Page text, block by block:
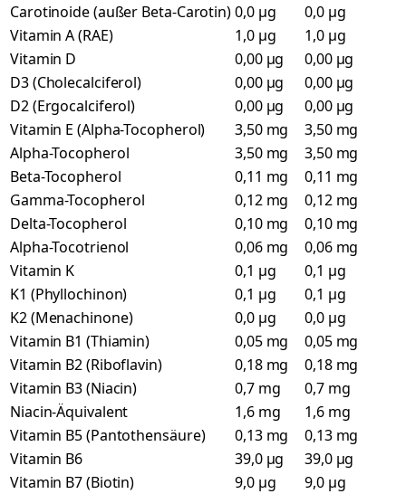
Carotinoide (außer Beta-Carotin)0,0 µg
0,0 µg
Vitamin A (RAE)
1,0 µg
1,0 µg
Vitamin D
0,00 µg
0,00 µg
D3 (Cholecalciferol)
0,00 µg
0,00 µg
D2 (Ergocalciferol)
0,00 µg
0,00 µg
Vitamin E (Alpha-Tocopherol)
3,50 mg
3,50 mg
Alpha-Tocopherol
3,50 mg
3,50 mg
Beta-Tocopherol
0,11 mg
0,11 mg
Gamma-Tocopherol
0,12 mg
0,12 mg
Delta-Tocopherol
0,10 mg
0,10 mg
Alpha-Tocotrienol
0,06 mg
0,06 mg
Vitamin K
0,1 µg
0,1 µg
K1 (Phyllochinon)
0,1 µg
0,1 µg
K2 (Menachinone)
0,0 µg
0,0 µg
Vitamin B1 (Thiamin)
0,05 mg
0,05 mg
Vitamin B2 (Riboflavin)
0,18 mg
0,18 mg
Vitamin B3 (Niacin)
0,7 mg
0,7 mg
Niacin-Äquivalent
1,6 mg
1,6 mg
Vitamin B5 (Pantothensäure)
0,13 mg
0,13 mg
Vitamin B6
39,0 µg
39,0 µg
Vitamin B7 (Biotin)
9,0 µg
9,0 µg